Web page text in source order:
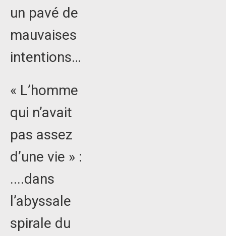
un pavé de
mauvaises
intentions…
« L’homme
qui n’avait
pas assez
d’une vie » :
....dans
l’abyssale
spirale du